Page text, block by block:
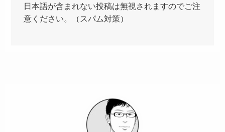
日本語が含まれない投稿は無視されますのでご注
意ください。（スパム対策）